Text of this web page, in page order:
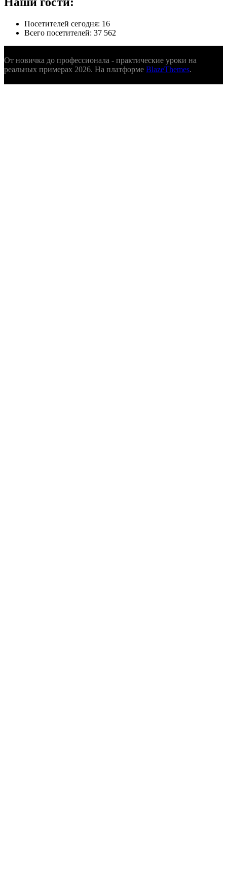
Посетителей сегодня: 16
Всего посетителей: 37 562
От новичка до профессионала - практические уроки на
реальных примерах 2026. На платформе BlazeThemes.